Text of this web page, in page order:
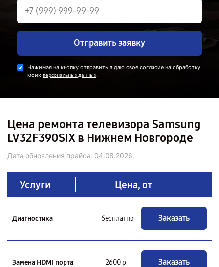
Отправить заявку
Нажимая на кнопку отправить я даю свое согласие на обработку
моих персональных данных.
Цена ремонта телевизора Samsung
LV32F390SIX в Нижнем Новгороде
Дата обновления прайса: 04.08.2026
Услуги Цена, от
Диагностика бесплатно Заказать
Замена HDMI порта 2600 р Заказать